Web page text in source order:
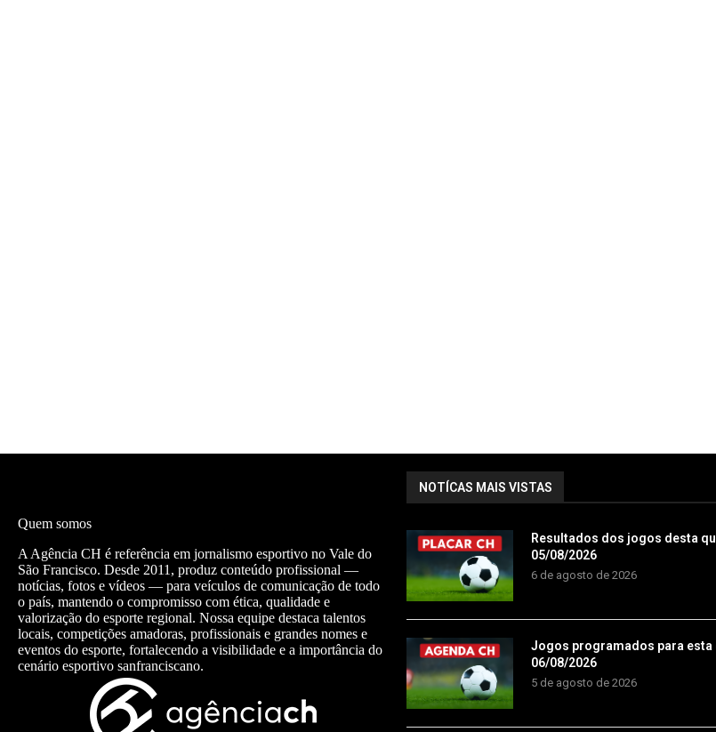
Quem somos
A Agência CH é referência em jornalismo esportivo no Vale do
São Francisco. Desde 2011, produz conteúdo profissional —
notícias, fotos e vídeos — para veículos de comunicação de todo
o país, mantendo o compromisso com ética, qualidade e
valorização do esporte regional. Nossa equipe destaca talentos
locais, competições amadoras, profissionais e grandes nomes e
eventos do esporte, fortalecendo a visibilidade e a importância do
cenário esportivo sanfranciscano.
NOTÍCAS MAIS VISTAS
Resultados dos jogos desta
05/08/2026
6 de agosto de 2026
Jogos programados para
06/08/2026
5 de agosto de 2026